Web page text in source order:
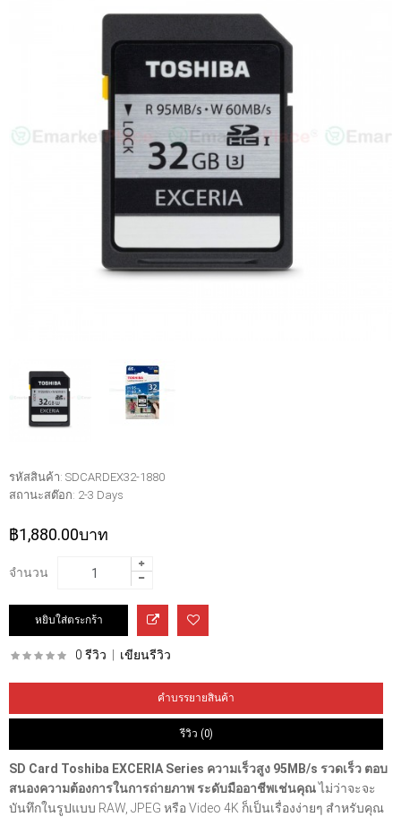
รหัสสินค้า: SDCARDEX32-1880
สถานะสต๊อก: 2-3 Days
฿1,880.00บาท
จำนวน
0 รีวิว เขียนรีวิว
คำบรรยายสินค้า
รีวิว (0)
SD Card Toshiba EXCERIA Series ความเร็วสูง 95MB/s รวดเร็ว ตอบ
สนองความต้องการในการถ่ายภาพ ระดับมืออาชีพเช่นคุณไม่ว่าจะจะ
บันทึกในรูปแบบ RAW, JPEG หรือ Video 4K ก็เป็นเรื่องง่ายๆ สำหรับคุณ